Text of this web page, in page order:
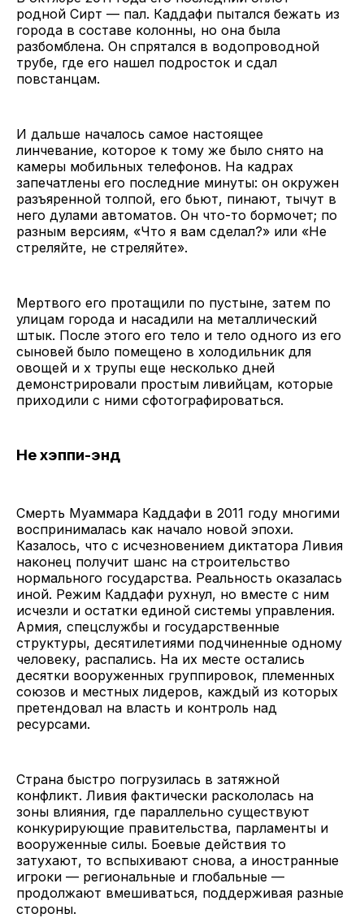
родной Сирт — пал. Каддафи пытался бежать из
города в составе колонны, но она была
разбомблена. Он спрятался в водопроводной
трубе, где его нашел подросток и сдал
повстанцам.
И дальше началось самое настоящее
линчевание, которое к тому же было снято на
камеры мобильных телефонов. На кадрах
запечатлены его последние минуты: он окружен
разъяренной толпой, его бьют, пинают, тычут в
него дулами автоматов. Он что-то бормочет; по
разным версиям, «Что я вам сделал?» или «Не
стреляйте, не стреляйте».
Мертвого его протащили по пустыне, затем по
улицам города и насадили на металлический
штык. После этого его тело и тело одного из его
сыновей было помещено в холодильник для
овощей и х трупы еще несколько дней
демонстрировали простым ливийцам, которые
приходили с ними сфотографироваться.
Не хэппи-энд
Смерть Муаммара Каддафи в 2011 году многими
воспринималась как начало новой эпохи.
Казалось, что с исчезновением диктатора Ливия
наконец получит шанс на строительство
нормального государства. Реальность оказалась
иной. Режим Каддафи рухнул, но вместе с ним
исчезли и остатки единой системы управления.
Армия, спецслужбы и государственные
структуры, десятилетиями подчиненные одному
человеку, распались. На их месте остались
десятки вооруженных группировок, племенных
союзов и местных лидеров, каждый из которых
претендовал на власть и контроль над
ресурсами.
Страна быстро погрузилась в затяжной
конфликт. Ливия фактически раскололась на
зоны влияния, где параллельно существуют
конкурирующие правительства, парламенты и
вооруженные силы. Боевые действия то
затухают, то вспыхивают снова, а иностранные
игроки — региональные и глобальные —
продолжают вмешиваться, поддерживая разные
стороны.